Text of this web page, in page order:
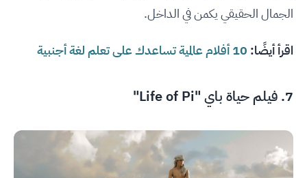
الجمال الحقيقي يكمن في الداخل.
اقرأ أيضًا: 10 أفلام عالمية تساعدك على تعلم لغة أجنبية
7. فيلم حياة باي "Life of Pi"